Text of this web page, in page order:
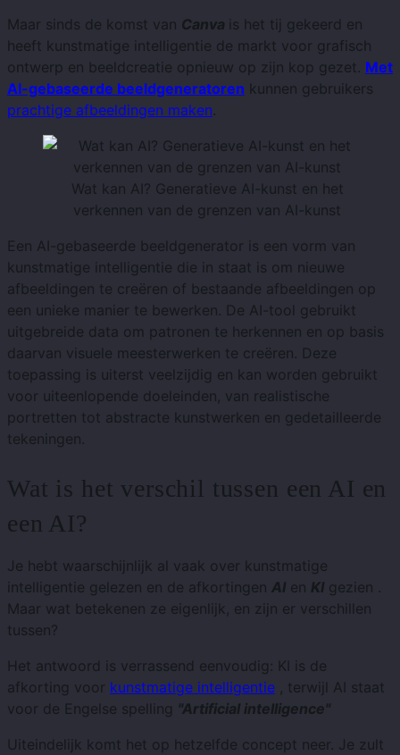
Maar sinds de komst van Canva is het tij gekeerd en
heeft kunstmatige intelligentie de markt voor grafisch
ontwerp en beeldcreatie opnieuw op zijn kop gezet. Met
AI-gebaseerde beeldgeneratoren kunnen gebruikers
prachtige afbeeldingen maken.
Wat kan AI? Generatieve AI-kunst en het
verkennen van de grenzen van AI-kunst
Een AI-gebaseerde beeldgenerator is een vorm van
kunstmatige intelligentie die in staat is om nieuwe
afbeeldingen te creëren of bestaande afbeeldingen op
een unieke manier te bewerken. De AI-tool gebruikt
uitgebreide data om patronen te herkennen en op basis
daarvan visuele meesterwerken te creëren. Deze
toepassing is uiterst veelzijdig en kan worden gebruikt
voor uiteenlopende doeleinden, van realistische
portretten tot abstracte kunstwerken en gedetailleerde
tekeningen.
Wat is het verschil tussen een AI en
een AI?
Je hebt waarschijnlijk al vaak over kunstmatige
intelligentie gelezen en de afkortingen AI en KI gezien .
Maar wat betekenen ze eigenlijk, en zijn er verschillen
tussen?
Het antwoord is verrassend eenvoudig: KI is de
afkorting voor kunstmatige intelligentie , terwijl AI staat
voor de Engelse spelling "Artificial intelligence"
Uiteindelijk komt het op hetzelfde concept neer. Je zult